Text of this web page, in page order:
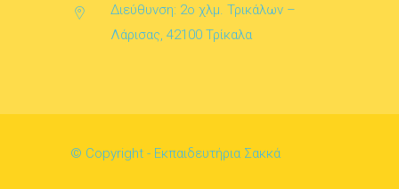
Διεύθυνση: 2ο χλμ. Τρικάλων –
Λάρισας, 42100 Τρίκαλα
© Copyright - Εκπαιδευτήρια Σακκά